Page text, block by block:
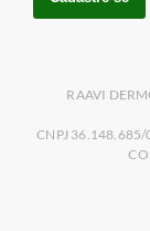
RAAVI
CNPJ 36.148.685/